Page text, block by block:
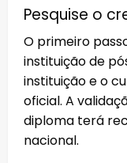
Pesquise o
O primeiro
instituição de
instituição e o
oficial. A
diploma terá
nacional.